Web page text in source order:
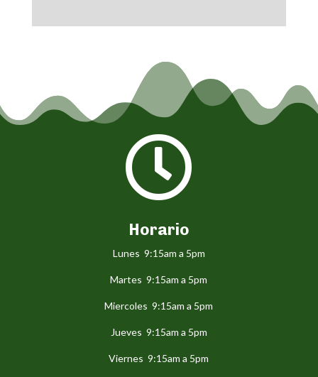

Horario
Lunes 9:15am a 5pm
Martes 9:15am a 5pm
Miercoles 9:15am a 5pm
Jueves 9:15am a 5pm
Viernes 9:15am a 5pm